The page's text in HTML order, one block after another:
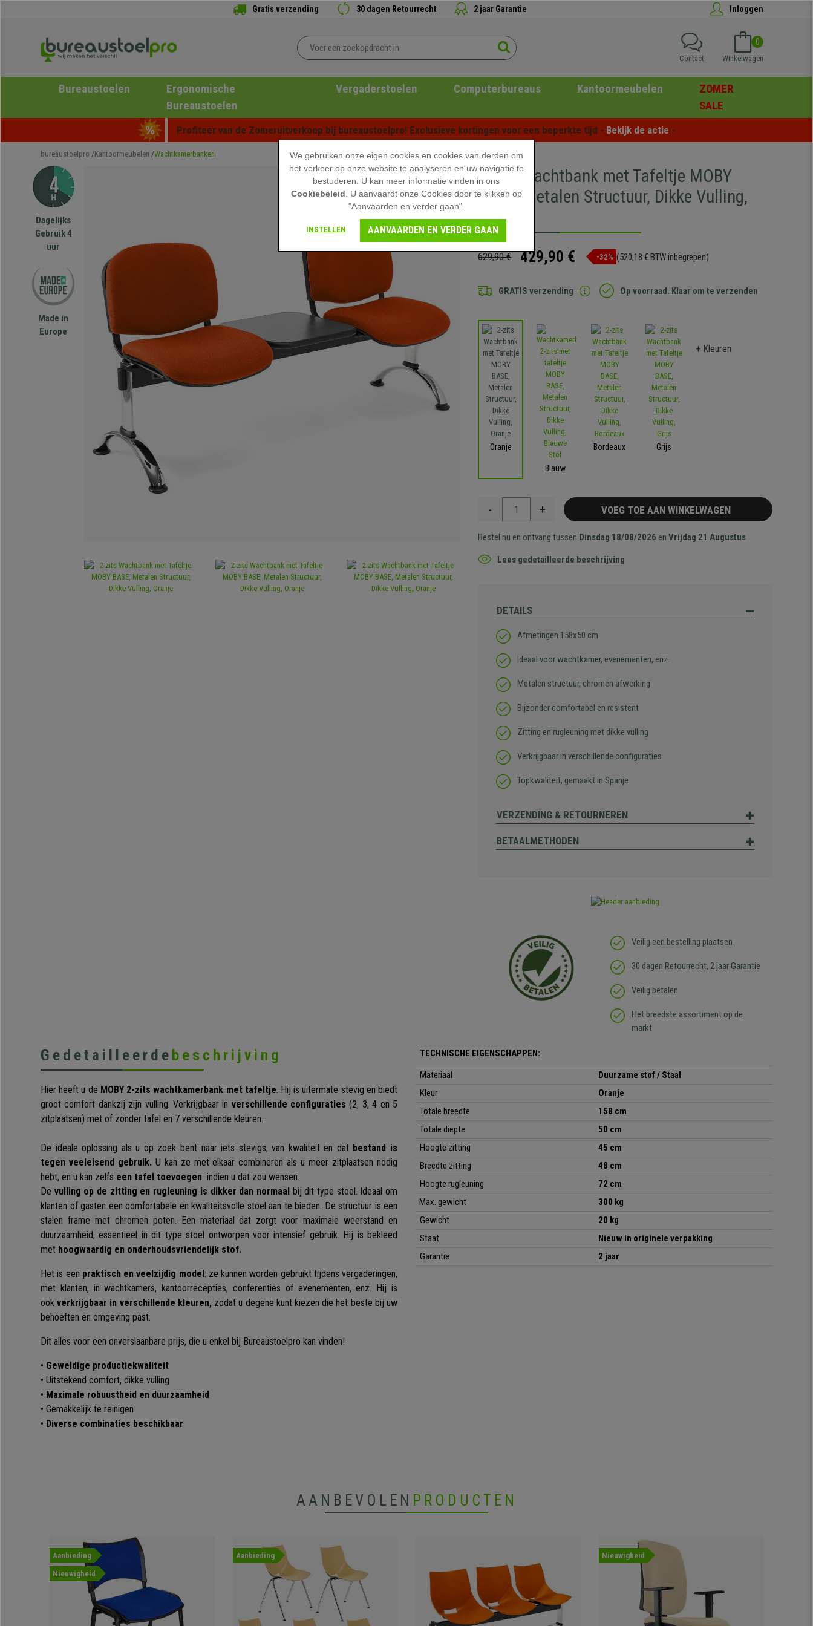
Gratis verzending 30 dagen Retourrecht 2 jaar Garantie Inloggen
0
Winkelwagen
Contact
Bureaustoelen
Ergonomische
Bureaustoelen
Vergaderstoelen Computerbureaus Kantoormeubelen
ZOMER
SALE
Profiteer van de Zomeruitverkoop bij bureaustoelpro! Exclusieve kortingen voor een beperkte tijd - Bekijk de actie -
bureaustoelpro Kantoormeubelen Wachtkamerbanken
Dagelijks
Gebruik 4
uur
Made in
Europe
2-zits Wachtbank met Tafeltje MOBY
BASE, Metalen Structuur, Dikke Vulling,
Oranje
629,90 € 429,90 € -32% (520,18 € BTW inbegrepen)
GRATIS verzending Op voorraad. Klaar om te verzenden
Oranje
Blauw
Bordeaux Grijs
+ Kleuren
- + VOEG TOE AAN WINKELWAGEN
Bestel nu en ontvang tussen Dinsdag 18/08/2026 enVrijdag 21 Augustus
Lees gedetailleerde beschrijving
DETAILS
Afmetingen 158x50 cm
Ideaal voor wachtkamer, evenementen, enz.
Metalen structuur, chromen afwerking
Bijzonder comfortabel en resistent
Zitting en rugleuning met dikke vulling
Verkrijgbaar in verschillende configuraties
Topkwaliteit, gemaakt in Spanje
VERZENDING & RETOURNEREN
BETAALMETHODEN
Veilig een bestelling plaatsen
30 dagen Retourrecht, 2 jaar Garantie
Veilig betalen
Het breedste assortiment op de
markt
Gedetailleerde beschrijving
Hier heeft u de MOBY 2-zits wachtkamerbank met tafeltje. Hij is uitermate stevig en biedt
groot comfort dankzij zijn vulling. Verkrijgbaar in verschillende configuraties (2, 3, 4 en 5
zitplaatsen) met of zonder tafel en 7 verschillende kleuren.
De ideale oplossing als u op zoek bent naar iets stevigs, van kwaliteit en dat bestand is
tegen veeleisend gebruik. U kan ze met elkaar combineren als u meer zitplaatsen nodig
hebt, en u kan zelfs een tafel toevoegen indien u dat zou wensen.
De vulling op de zitting en rugleuning is dikker dan normaalbij dit type stoel. Ideaal om
klanten of gasten een comfortabele en kwaliteitsvolle stoel aan te bieden. De structuur is een
stalen frame met chromen poten. Een materiaal dat zorgt voor maximale weerstand en
duurzaamheid, essentieel in dit type stoel ontworpen voor intensief gebruik. Hij is bekleed
met hoogwaardig en onderhoudsvriendelijk stof.
Het is een praktisch en veelzijdig model: ze kunnen worden gebruikt tijdens vergaderingen,
met klanten, in wachtkamers, kantoorrecepties, conferenties of evenementen, enz. Hij is
ookverkrijgbaar in verschillende kleuren,zodat u degene kunt kiezen die het beste bij uw
behoeften en omgeving past.
Dit alles voor een onverslaanbare prijs, die u enkel bij Bureaustoelpro kan vinden!
• Geweldige productiekwaliteit
• Uitstekend comfort, dikke vulling
• Maximale robuustheid en duurzaamheid
• Gemakkelijk te reinigen
• Diverse combinaties beschikbaar
TECHNISCHE EIGENSCHAPPEN:
Materiaal
Duurzame stof / Staal
Kleur
Oranje
Totale breedte
158 cm
Totale diepte
50 cm
Hoogte zitting
45 cm
Breedte zitting
48 cm
Hoogte rugleuning
72 cm
Max. gewicht
300 kg
Gewicht
20 kg
Staat
Nieuw in originele verpakking
Garantie
2 jaar
AANBEVOLEN PRODUCTEN
Aanbieding
Nieuwigheid
Aanbieding Nieuwigheid
We gebruiken onze eigen cookies en cookies van derden om
het verkeer op onze website te analyseren en uw navigatie te
bestuderen. U kan meer informatie vinden in ons
Cookiebeleid . U aanvaardt onze Cookies door te klikken op
"Aanvaarden en verder gaan".
INSTELLEN AANVAARDEN EN VERDER GAAN